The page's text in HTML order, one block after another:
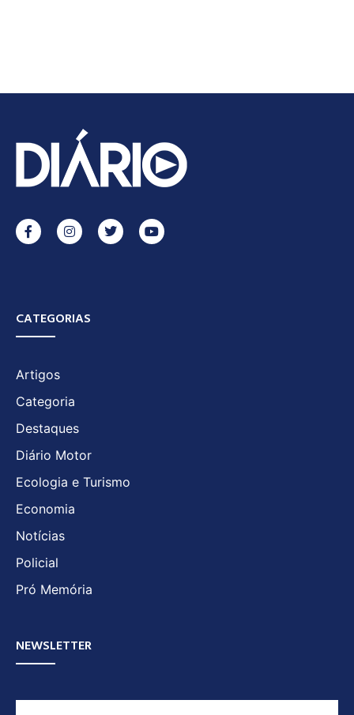
CATEGORIAS
Artigos
Categoria
Destaques
Diário Motor
Ecologia e Turismo
Economia
Notícias
Policial
Pró Memória
NEWSLETTER